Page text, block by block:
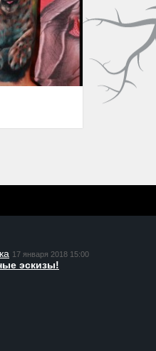
17 января 2018 15:00
эскизы!